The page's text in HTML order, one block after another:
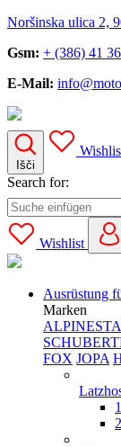
Noršinska ulica 2,
Gsm: + (386) 41
E-Mail:
Išči
Search for:
Wishlist
Ausrüstung
Marken
FOX JOPA